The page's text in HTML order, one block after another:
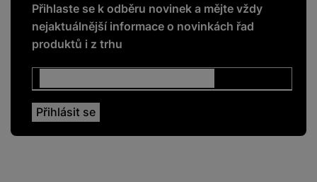
Přihlaste se k odběru novinek a mějte vždy
nejaktuálnější informace o novinkách řad
produktů i z trhu